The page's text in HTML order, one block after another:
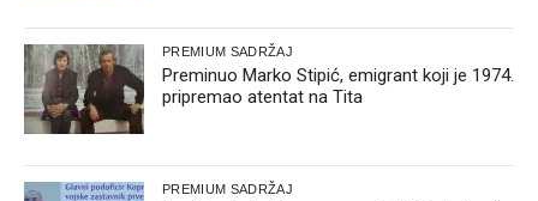
PREMIUM SADRŽAJ
Preminuo Marko Stipić, emigrant koji je 1974.
pripremao atentat na Tita
PREMIUM SADRŽAJ